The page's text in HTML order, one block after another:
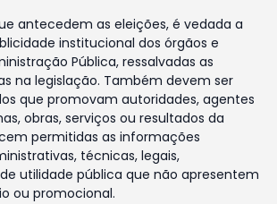
antecedem as eleições, é vedada a
institucional dos órgãos e
Pública, ressalvadas as
na legislação. Também devem ser
que promovam autoridades, agentes
obras, serviços ou resultados da
permitidas as informações
técnicas, legais,
utilidade pública que não apresentem
ou promocional.